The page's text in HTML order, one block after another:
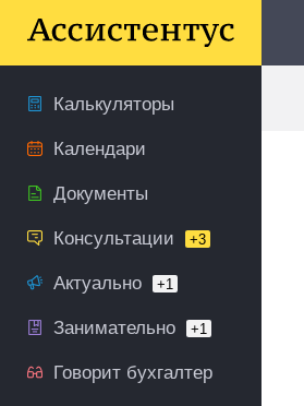
Калькуляторы
Календари
Документы
Консультации +3
Актуально +1
Занимательно +1
Говорит бухгалтер